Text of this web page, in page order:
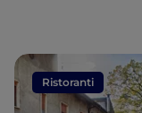
Ristoranti